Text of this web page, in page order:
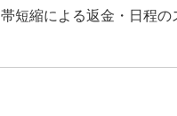
短縮による返金・日程